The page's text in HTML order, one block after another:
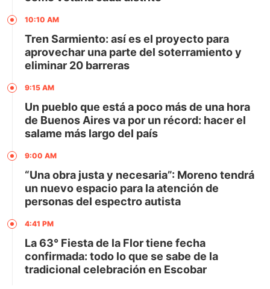
10:10 AM
Tren Sarmiento: así es el proyecto para
aprovechar una parte del soterramiento y
eliminar 20 barreras
9:15 AM
Un pueblo que está a poco más de una hora
de Buenos Aires va por un récord: hacer el
salame más largo del país
9:00 AM
“Una obra justa y necesaria”: Moreno tendrá
un nuevo espacio para la atención de
personas del espectro autista
4:41 PM
La 63° Fiesta de la Flor tiene fecha
confirmada: todo lo que se sabe de la
tradicional celebración en Escobar